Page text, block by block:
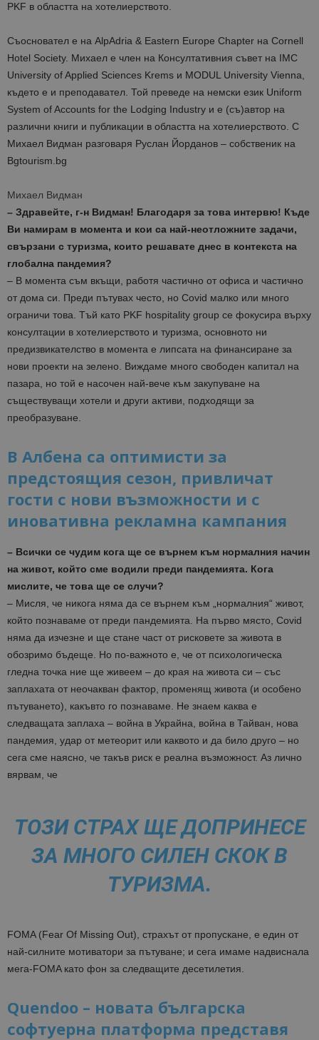
PKF в областта на хотелиерството.
Съосновател е на AlpAdria & Eastern Europe Chapter на Cornell
Hotel Society. Михаел е член на Консултативния съвет на IMC
University of Applied Sciences Krems и MODUL University Vienna,
където е и преподавател. Той преведе на немски език Uniform
System of Accounts for the Lodging Industry и е (съ)автор на
различни книги и публикации в областта на хотелиерството. С
Михаел Видман разговаря Руслан Йорданов – собственик на
Bgtourism.bg
Михаел Видман
– Здравейте, г-н Видман! Благодаря за това интервю! Къде
Ви намирам в момента и кои са най-неотложните задачи,
свързани с туризма, които решавате днес в контекста на
глобална пандемия?
– В момента съм вкъщи, работя частично от офиса и частично
от дома си. Преди пътувах често, но Covid малко или много
ограничи това. Тъй като PKF hospitality group се фокусира върху
консултации в хотелиерството и туризма, основното ни
предизвикателство в момента е липсата на финансиране за
нови проекти на зелено. Виждаме много свободен капитал на
пазара, но той е насочен най-вече към закупуване на
съществуващи хотели и други активи, подходящи за
преобразуване.
В Албена са оптимисти за
предстоящия сезон, привличат
гости с нови възможности и с
иновативна рекламна кампания
– Всички се чудим кога ще се върнем към нормалния начин
на живот, който сме водили преди пандемията. Кога
мислите, че това ще се случи?
– Мисля, че никога няма да се върнем към „нормалния“ живот,
който познаваме от преди пандемията. На първо място, Covid
няма да изчезне и ще стане част от рисковете за живота в
обозримо бъдеще. Но по-важното е, че от психологическа
гледна точка ние ще живеем – до края на живота си – със
заплахата от неочакван фактор, променящ живота (и особено
пътуването), какъвто го познаваме. Не знаем каква е
следващата заплаха – война в Украйна, война в Тайван, нова
пандемия, удар от метеорит или каквото и да било друго – но
сега сме наясно, че такъв риск е реална възможност. Аз лично
вярвам, че
ТОЗИ СТРАХ ЩЕ ДОПРИНЕСЕ
ЗА МНОГО СИЛЕН СКОК В
ТУРИЗМА.
FOMA (Fear Of Missing Out), страхът от пропускане, е един от
най-силните мотиватори за пътуване; и сега имаме надвиснала
мега-FOMA като фон за следващите десетилетия.
Quendoo – новата българска
софтуерна платформа представя